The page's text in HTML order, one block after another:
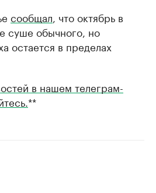
сообщал , что октябрь в
суше обычного, но
остается в пределах
в нашем телеграм-
**